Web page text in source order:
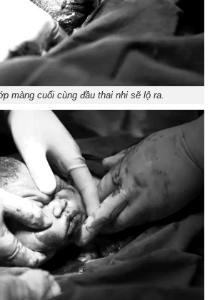
màng cuối cùng đầu thai nhi sẽ lộ ra.